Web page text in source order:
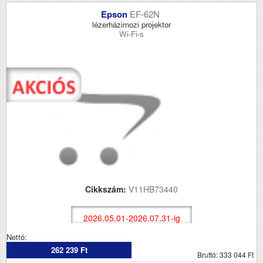
Epson EF-62N
lézerházimozi projektor
Wi-Fi-s
Cikkszám: V11HB73440
2026.05.01-2026.07.31-ig
Nettó:
262 239 Ft
Bruttó: 333 044 Ft